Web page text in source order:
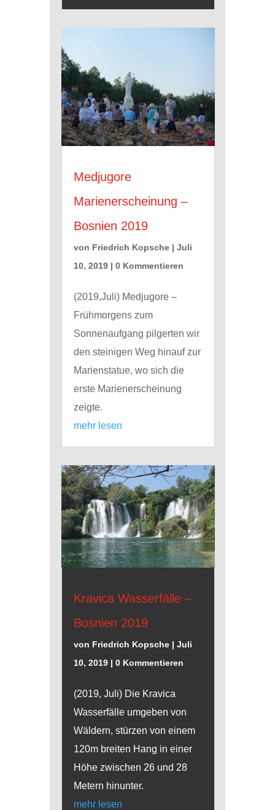
Medjugore
Marienerscheinung –
Bosnien 2019
von Friedrich Kopsche| Juli
10, 2019| 0 Kommentieren
(2019,Juli) Medjugore –
Frühmorgens zum
Sonnenaufgang pilgerten wir
den steinigen Weg hinauf zur
Marienstatue, wo sich die
erste Marienerscheinung
zeigte.
mehr lesen
Kravica Wasserfälle –
Bosnien 2019
von Friedrich Kopsche| Juli
10, 2019| 0 Kommentieren
(2019, Juli) Die Kravica
Wasserfälle umgeben von
Wäldern, stürzen von einem
120m breiten Hang in einer
Höhe zwischen 26 und 28
Metern hinunter.
mehr lesen